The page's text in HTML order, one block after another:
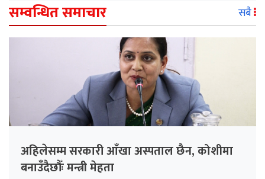
सम्वन्धित समाचार सबै
अहिलेसम्म सरकारी आँखा अस्पताल छैन, कोशीमा
बनाउँदैछौँः मन्त्री मेहता